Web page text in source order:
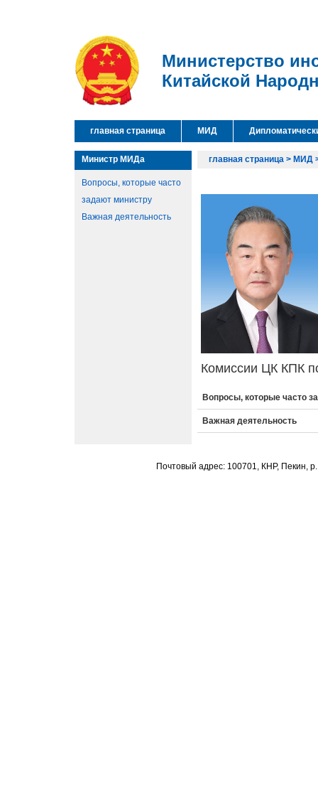
Министерство
Китайской
главная страница МИД
Министр МИДа
Вопросы, которые часто
задают министру
Важная деятельность
главная страница > МИД
Комиссии ЦК КПК
Вопросы, которые часто
Важная деятельность
Почтовый адрес: 100701, КНР, Пекин,